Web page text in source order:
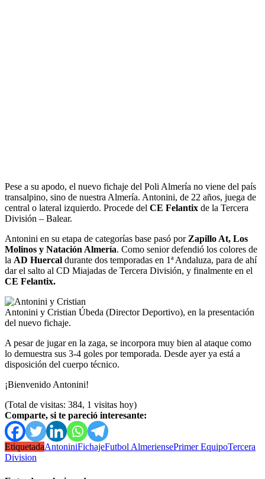
Pese a su apodo, el nuevo fichaje del Poli Almería no viene del país
transalpino, sino de nuestra Almería. Antonini, de 22 años, juega de
central o lateral izquierdo. Procede del CE Felantix de la Tercera
División – Balear.
Antonini en su etapa de categorías base pasó porZapillo At, Los
Molinos y Natación Almería. Como senior defendió los colores de
la AD Huercal durante dos temporadas en 1ª Andaluza, para de ahí
dar el salto al CD Miajadas de Tercera División, y finalmente en el
CE Felantix.
Antonini y Cristian Úbeda (Director Deportivo), en la presentación
del nuevo fichaje.
A pesar de jugar en la zaga, se incorpora muy bien al ataque como
lo demuestra sus 3-4 goles por temporada. Desde ayer ya está a
disposición del cuerpo técnico.
¡Bienvenido Antonini!
(Total de visitas: 384, 1 visitas hoy)
Comparte, si te pareció interesante:
EtiquetadaAntoniniFichajeFutbol AlmeriensePrimer EquipoTercera
Division